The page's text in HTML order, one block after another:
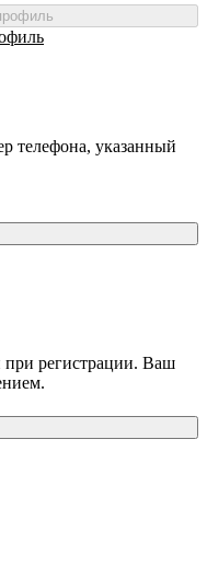
телефона, указанный
при регистрации. Ваш